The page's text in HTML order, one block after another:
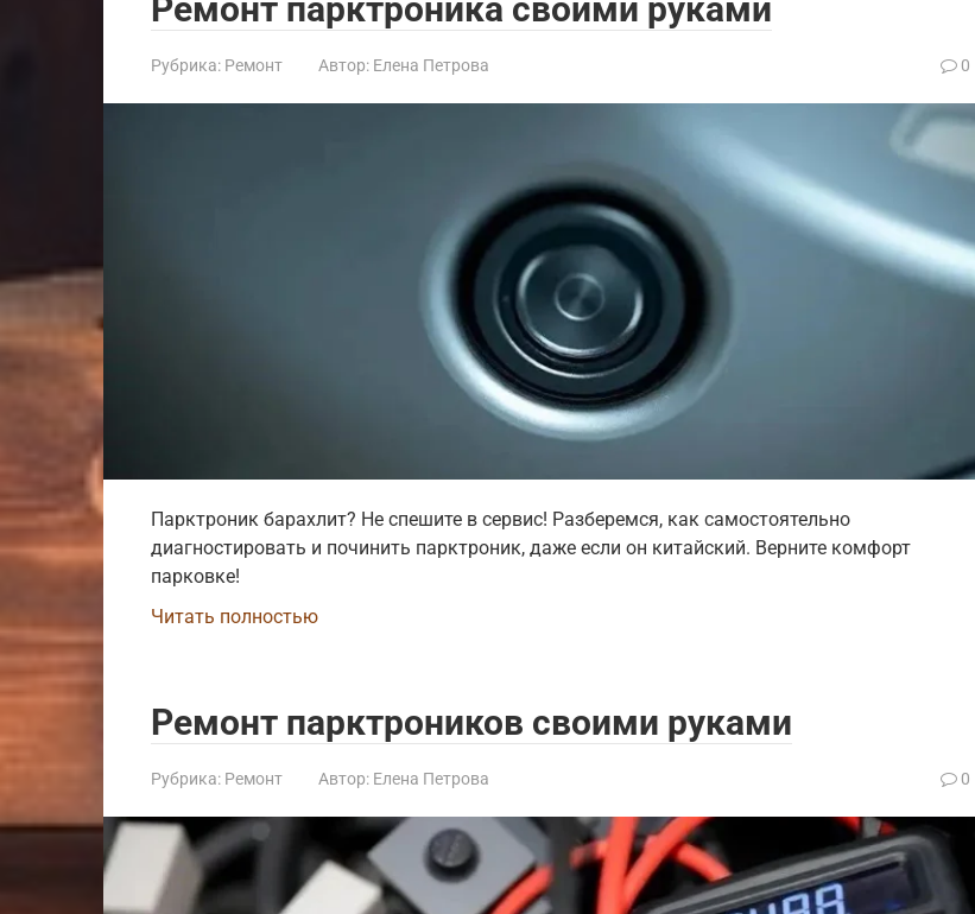
Ремонт парктроника своими руками
Рубрика: Ремонт Автор: Елена Петрова 0
Парктроник барахлит? Не спешите в сервис! Разберемся, как самостоятельно
диагностировать и починить парктроник, даже если он китайский. Верните комфорт
парковке!
Читать полностью
Ремонт парктроников своими руками
Рубрика: Ремонт Автор: Елена Петрова 0